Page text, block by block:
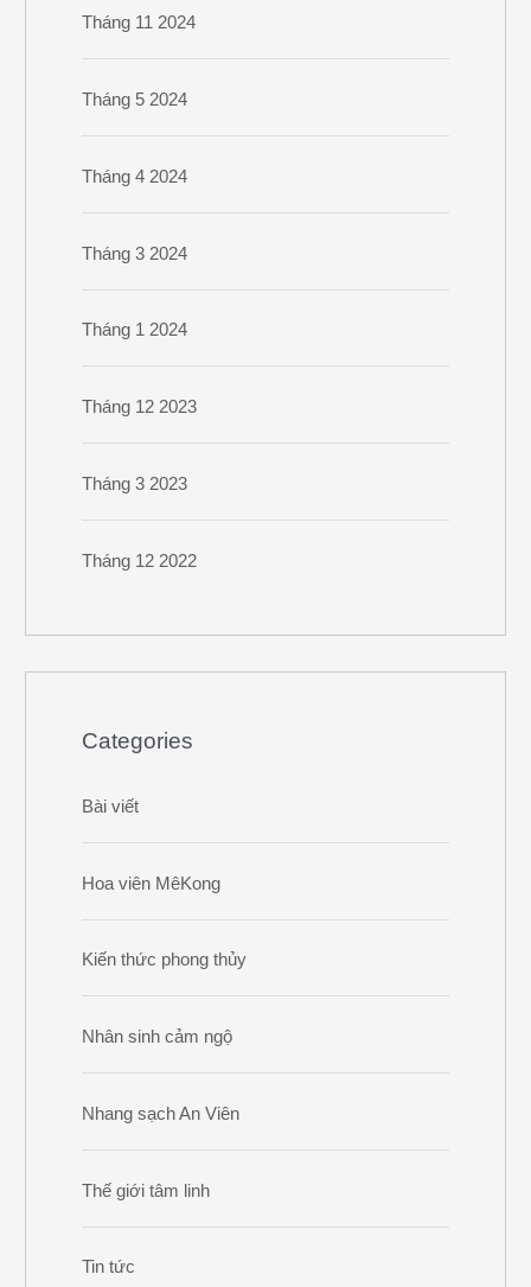
Tháng 11 2024
Tháng 5 2024
Tháng 4 2024
Tháng 3 2024
Tháng 1 2024
Tháng 12 2023
Tháng 3 2023
Tháng 12 2022
Categories
Bài viết
Hoa viên MêKong
Kiến thức phong thủy
Nhân sinh cảm ngộ
Nhang sạch An Viên
Thế giới tâm linh
Tin tức